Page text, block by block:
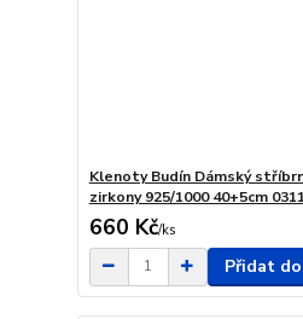
Klenoty Budín Dámský
zirkony 925/1000 40+5cm
660 Kč/ks
Přidat